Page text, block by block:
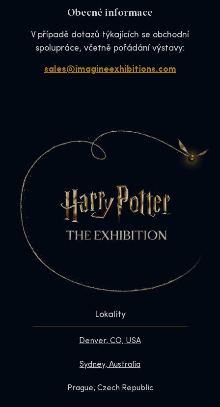
Obecné informace
V případě dotazů týkajících se obchodní
spolupráce, včetně pořádání výstavy:
sales@imagineexhibitions.com
Lokality
Denver, CO, USA
Sydney, Australia
Prague, Czech Republic